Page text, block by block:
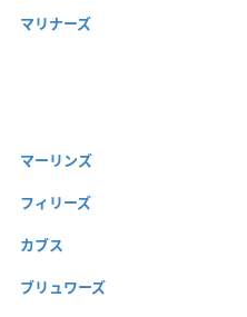
マリナーズ
マーリンズ
フィリーズ
カブス
ブリュワーズ